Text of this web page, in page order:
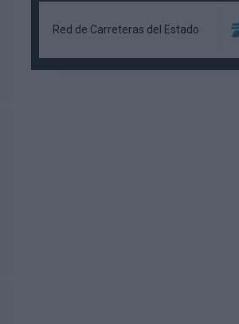
Red de Carreteras del Estado